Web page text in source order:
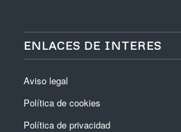
ENLACES DE INTERES
Aviso legal
Política de cookies
Política de privacidad